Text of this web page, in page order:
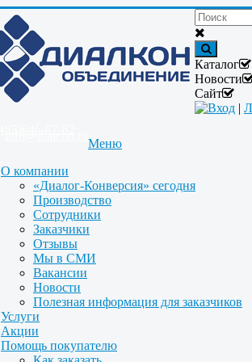
Каталог
Новости
Сайт
Вход |
Меню
О компании
«Диалог-Конверсия» сегодня
Производство
Сотрудники
Заказчики
Отзывы
Мы в СМИ
Вакансии
Новости
Полезная информация для заказчиков
Услуги
Акции
Помощь покупателю